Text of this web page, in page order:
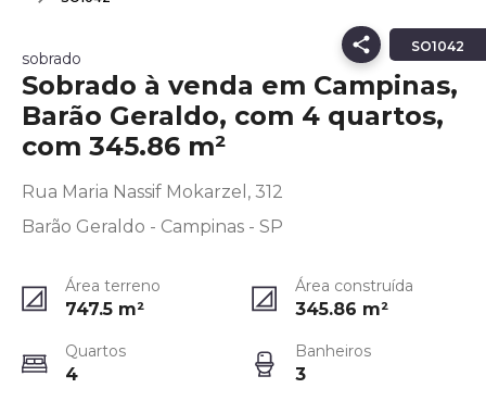
SO1042
sobrado
Sobrado à venda em Campinas,
Barão Geraldo, com 4 quartos,
com 345.86 m²
Rua Maria Nassif Mokarzel, 312
Barão Geraldo - Campinas - SP
Área terreno
747.5 m²
Área construída
345.86 m²
Quartos
4
Banheiros
3